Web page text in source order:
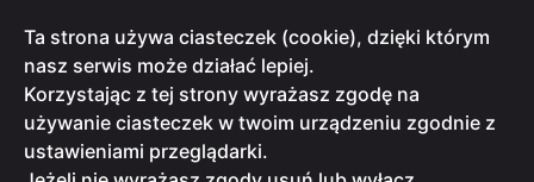
INFORMACJA O PRZETWARZANIU DANYCH
Ta strona używa ciasteczek (cookie), dzięki którym
nasz serwis może działać lepiej.
Korzystając z tej strony wyrażasz zgodę na
używanie ciasteczek w twoim urządzeniu zgodnie z
ustawieniami przeglądarki.